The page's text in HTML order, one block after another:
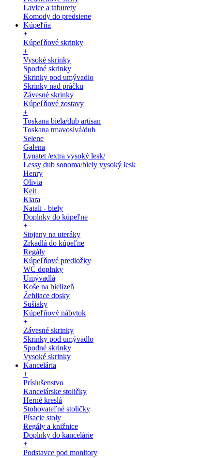
Lavice a taburety
Komody do predsiene
Kúpeľňa
+
Kúpeľňové skrinky
+
Vysoké skrinky
Spodné skrinky
Skrinky pod umývadlo
Skrinky nad práčku
Závesné skrinky
Kúpeľňové zostavy
+
Toskana biela/dub artisan
Toskana tmavosivá/dub
Selene
Galena
Lynatet /extra vysoký lesk/
Lessy dub sonoma/biely vysoký lesk
Henry
Olivia
Keit
Kiara
Natali - biely
Doplnky do kúpeľne
+
Stojany na uteráky
Zrkadlá do kúpeľne
Regály
Kúpeľňové predložky
WC doplnky
Umývadlá
Koše na bielizeň
Žehliace dosky
Sušiaky
Kúpeľňový nábytok
+
Závesné skrinky
Skrinky pod umývadlo
Spodné skrinky
Vysoké skrinky
Kancelária
+
Príslušenstvo
Kancelárske stoličky
Herné kreslá
Stohovateľné stoličky
Písacie stoly
Regály a knižnice
Doplnky do kancelárie
+
Podstavce pod monitory